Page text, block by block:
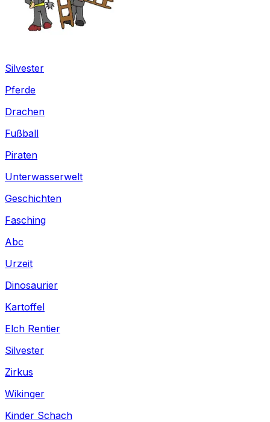
Silvester
Pferde
Drachen
Fußball
Piraten
Unterwasserwelt
Geschichten
Fasching
Abc
Urzeit
Dinosaurier
Kartoffel
Elch Rentier
Silvester
Zirkus
Wikinger
Kinder Schach